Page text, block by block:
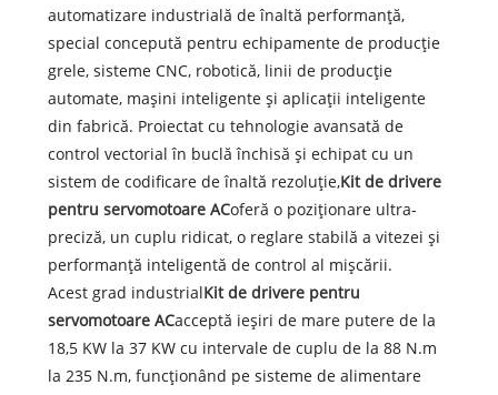
automatizare industrială de înaltă performanță,
special concepută pentru echipamente de producție
grele, sisteme CNC, robotică, linii de producție
automate, mașini inteligente și aplicații inteligente
din fabrică. Proiectat cu tehnologie avansată de
control vectorial în buclă închisă și echipat cu un
sistem de codificare de înaltă rezoluție,Kit de drivere
pentru servomotoare ACoferă o poziționare ultra-
preciză, un cuplu ridicat, o reglare stabilă a vitezei și
performanță inteligentă de control al mișcării.
Acest grad industrialKit de drivere pentru
servomotoare ACacceptă ieșiri de mare putere de la
18,5 KW la 37 KW cu intervale de cuplu de la 88 N.m
la 235 N.m, funcționând pe sisteme de alimentare